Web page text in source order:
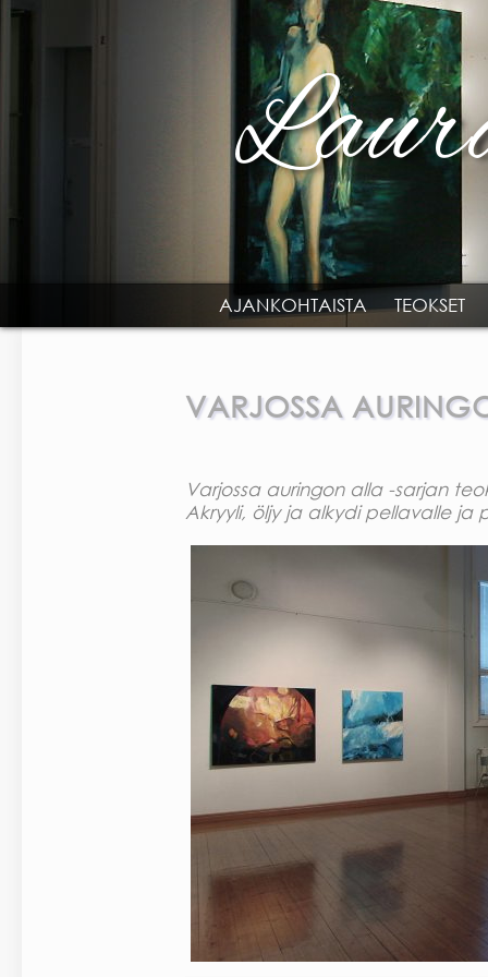
Skip to main content
MAIN MENU
AJANKOHTAISTA TEOKSET
VARJOSSA
Varjossa auringon alla -sarjan
Akryyli, öljy ja alkydi pellavalle ja